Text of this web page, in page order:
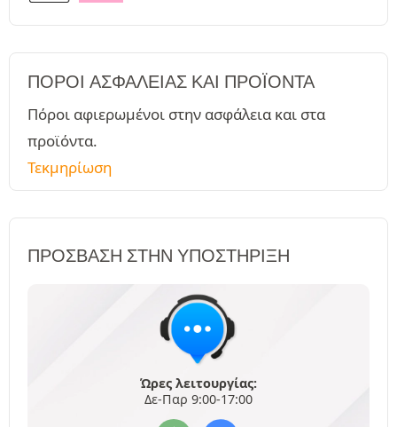
ΠΌΡΟΙ ΑΣΦΑΛΕΊΑΣ ΚΑΙ ΠΡΟΪΌΝΤΑ
Πόροι αφιερωμένοι στην ασφάλεια και στα
προϊόντα.
Τεκμηρίωση
ΠΡΌΣΒΑΣΗ ΣΤΗΝ ΥΠΟΣΤΉΡΙΞΗ
Ώρες λειτουργίας:
Δε-Παρ 9:00-17:00